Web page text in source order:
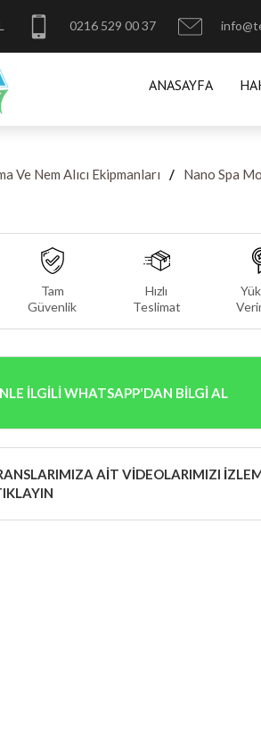
0216 529 00 37
ANASAYFA
Ve Nem Alıcı Ekipmanları Nano Spa
Tam
Güvenlik
Hızlı
Teslimat
İLGİLİ WHATSAPP'DAN BİLGİ AL
AİT VİDEOLARIMIZI